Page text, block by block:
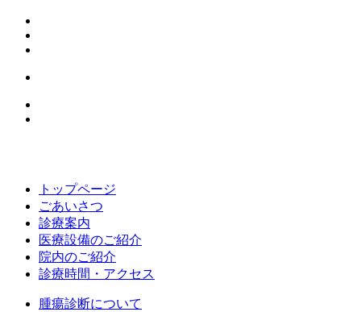
トップページ
ごあいさつ
診療案内
医療設備のご紹介
院内のご紹介
診療時間・アクセス
腫瘍診断について